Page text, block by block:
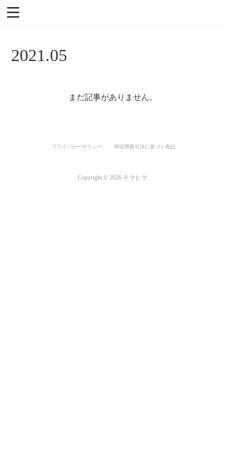
2021.05
まだ記事がありません。
プライバシーポリシー 特定商取引法に基づく表記
Copyright © 2026 テマヒマ.